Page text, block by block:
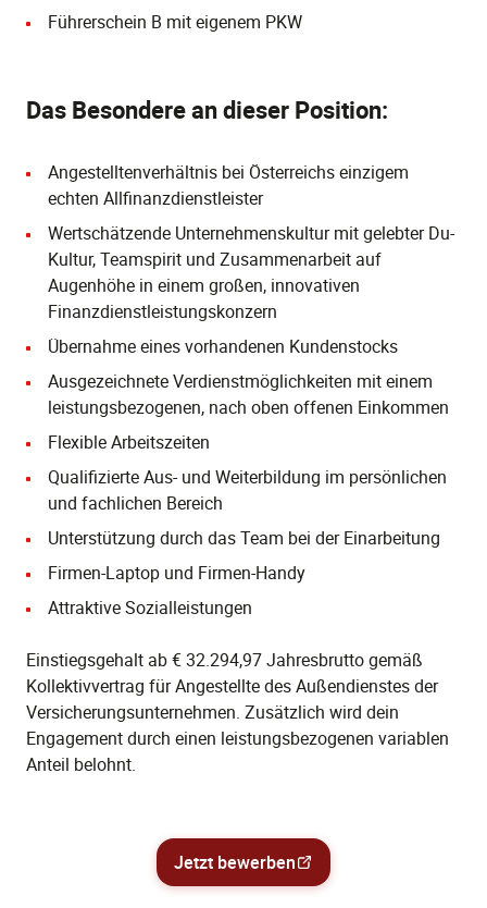
Führerschein B mit eigenem PKW
Das Besondere an dieser Position:
Angestelltenverhältnis bei Österreichs einzigem
echten Allfinanzdienstleister
Wertschätzende Unternehmenskultur mit gelebter Du-
Kultur, Teamspirit und Zusammenarbeit auf
Augenhöhe in einem großen, innovativen
Finanzdienstleistungskonzern
Übernahme eines vorhandenen Kundenstocks
Ausgezeichnete Verdienstmöglichkeiten mit einem
leistungsbezogenen, nach oben offenen Einkommen
Flexible Arbeitszeiten
Qualifizierte Aus- und Weiterbildung im persönlichen
und fachlichen Bereich
Unterstützung durch das Team bei der Einarbeitung
Firmen-Laptop und Firmen-Handy
Attraktive Sozialleistungen
Einstiegsgehalt ab € 32.294,97 Jahresbrutto gemäß
Kollektivvertrag für Angestellte des Außendienstes der
Versicherungsunternehmen. Zusätzlich wird dein
Engagement durch einen leistungsbezogenen variablen
Anteil belohnt.
Jetzt bewerben